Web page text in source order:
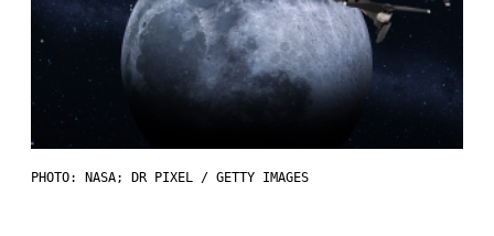
PHOTO: NASA; DR PIXEL / GETTY IMAGES